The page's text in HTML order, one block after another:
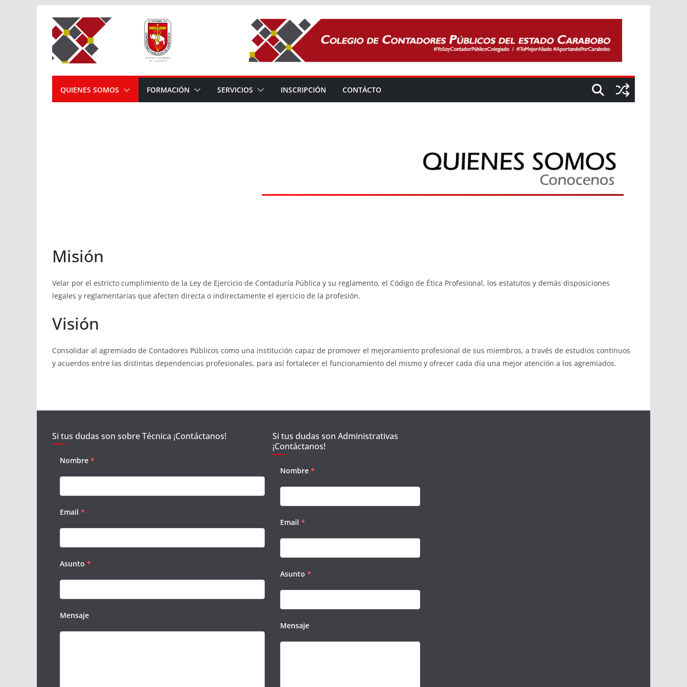
contenido
QUIENES SOMOS FORMACIÓN SERVICIOS INSCRIPCIÓN CONTÁCTO
Misión
Velar por el estricto cumplimiento de la Ley de Ejercicio de Contaduría Pública y su reglamento, el Código de Ética Profesional, los estatutos y demás disposiciones
legales y reglamentarias que afecten directa o indirectamente el ejercicio de la profesión.
Visión
Consolidar al agremiado de Contadores Públicos como una institución capaz de promover el mejoramiento profesional de sus miembros, a través de estudios continuos
y acuerdos entre las distintas dependencias profesionales, para así fortalecer el funcionamiento del mismo y ofrecer cada día una mejor atención a los agremiados.
Si tus dudas son sobre Técnica ¡Contáctanos!
Nombre *
Email *
Asunto *
Mensaje
Si tus dudas son Administrativas
¡Contáctanos!
Nombre *
Email *
Asunto *
Mensaje